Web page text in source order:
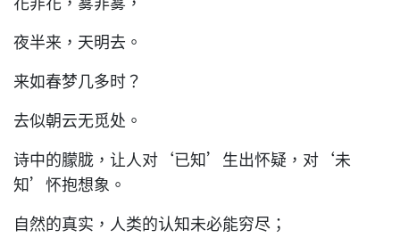
夜半来，天明去。
来如春梦几多时？
去似朝云无觅处。
诗中的朦胧，让人对‘已知’生出怀疑，对‘未
知’怀抱想象。
自然的真实，人类的认知未必能穷尽；